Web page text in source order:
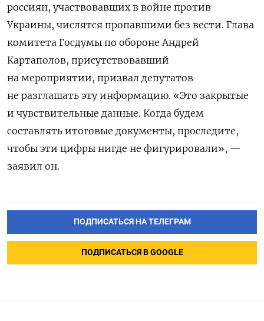
россиян, участвовавших в войне против
Украины, числятся пропавшими без вести. Глава
комитета Госдумы по обороне Андрей
Картаполов, присутствовавший
на мероприятии, призвал депутатов
не разглашать эту информацию. «Это закрытые
и чувствительные данные. Когда будем
составлять итоговые документы, проследите,
чтобы эти цифры нигде не фигурировали», —
заявил он.
ПОДПИСАТЬСЯ НА ТЕЛЕГРАМ
ПОДПИСАТЬСЯ В GOOGLE